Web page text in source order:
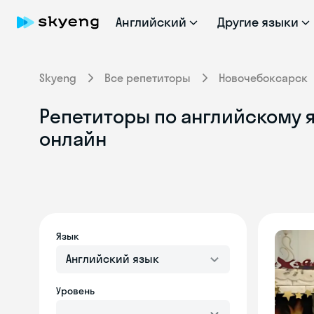
Английский Другие языки
Skyeng Все репетиторы Новочебоксарск
Репетиторы по английскому
онлайн
Язык
Английский язык
Уровень